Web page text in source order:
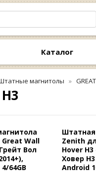
Каталог
магнитолы
Wall
Вол
64GB
Zenith
Hover
Ховер Н3
Android